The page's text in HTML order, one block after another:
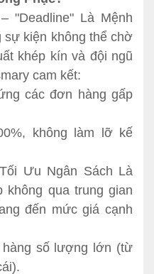
"Deadline" Là Mệnh
sự kiện không thể chờ
khép kín và đội ngũ
cam kết:
các đơn hàng gấp
không làm lỡ kế
Ưu Ngân Sách Là
qua trung gian
đến mức giá cạnh
số lượng lớn (từ